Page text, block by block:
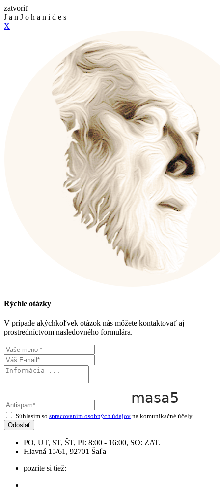
zatvoriť
J a n J o h a n i d e s
X
Rýchle otázky
V prípade akýchkoľvek otázok nás môžete kontaktovať aj
prostredníctvom nasledovného formulára.
Súhlasím so spracovaním osobných údajov na komunikačné účely
Odoslať
PO, UT, ST, ŠT, PI: 8:00 - 16:00, SO: ZAT.
Hlavná 15/61, 92701 Šaľa
pozrite si tiež: